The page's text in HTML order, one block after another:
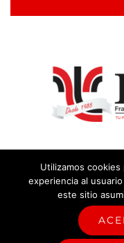
Utilizamos
experiencia al
este sitio